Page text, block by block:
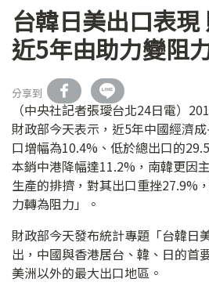
台韓日美出口表
近5年由助力變阻
分享到
（中央社記者張璦台北24日電）
財政部今天表示，近5年中國經濟
口增幅為10.4%、低於總出口的
本銷中港降幅達11.2%，南韓更因
生產的排擠，對其出口重挫27.9%
力轉為阻力」。
財政部今天發布統計專題「台韓日
出，中國與香港居台、韓、日的首
美洲以外的最大出口地區。